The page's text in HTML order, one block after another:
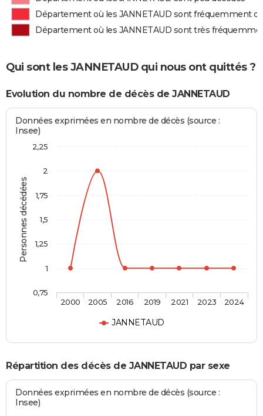
Département où les JANNETAUD sont fréquemment
Département où les JANNETAUD sont très
Qui sont les JANNETAUD qui nous ont quittés ?
Evolution du nombre de décès de JANNETAUD
Personnes décédées
Données exprimées en nombre de décès (source :
Insee)
JANNETAUD
2000 2005 2016 2019 2021 2023 2024
0,75
1
1,25
1,5
1,75
2
2,25
Répartition des décès de JANNETAUD par sexe
Données exprimées en nombre de décès (source :
Insee)